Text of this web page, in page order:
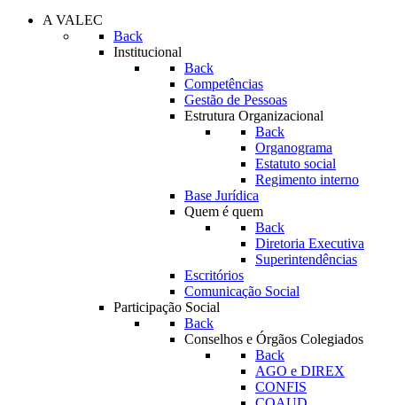
A VALEC
Back
Institucional
Back
Competências
Gestão de Pessoas
Estrutura Organizacional
Back
Organograma
Estatuto social
Regimento interno
Base Jurídica
Quem é quem
Back
Diretoria Executiva
Superintendências
Escritórios
Comunicação Social
Participação Social
Back
Conselhos e Órgãos Colegiados
Back
AGO e DIREX
CONFIS